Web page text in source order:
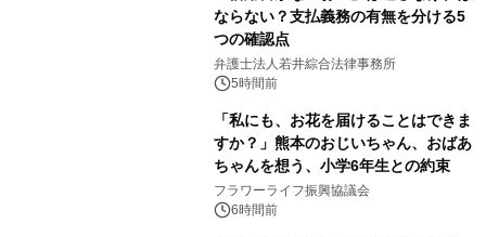
ならない？支払義務の有無を分ける5
つの確認点
弁護士法人若井綜合法律事務所
5時間前
「私にも、お花を届けることはできま
すか？」熊本のおじいちゃん、おばあ
ちゃんを想う、小学6年生との約束
フラワーライフ振興協議会
6時間前